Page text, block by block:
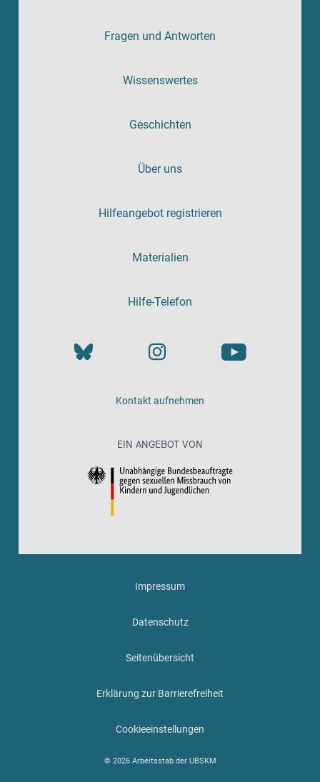
Fragen und Antworten
Wissenswertes
Geschichten
Über uns
Hilfeangebot registrieren
Materialien
Hilfe-Telefon
Kontakt aufnehmen
EIN ANGEBOT VON
Impressum
Datenschutz
Seitenübersicht
Erklärung zur Barrierefreiheit
Cookieeinstellungen
© 2026 Arbeitsstab der UBSKM